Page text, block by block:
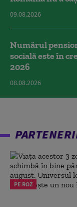
09.08.2026
Numărul
socială este în
2026
08.08.2026
PE ROZ